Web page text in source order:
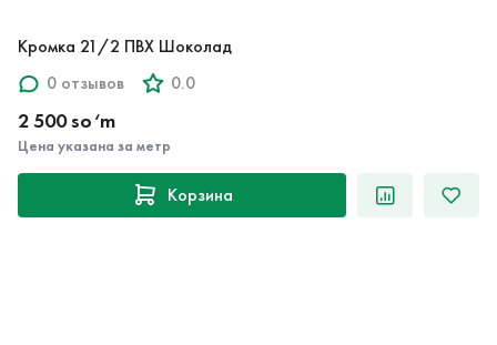
Кромка 21/2 ПВХ Шоколад
0 отзывов
0.0
2 500 so‘m
Цена указана за метр
Корзина